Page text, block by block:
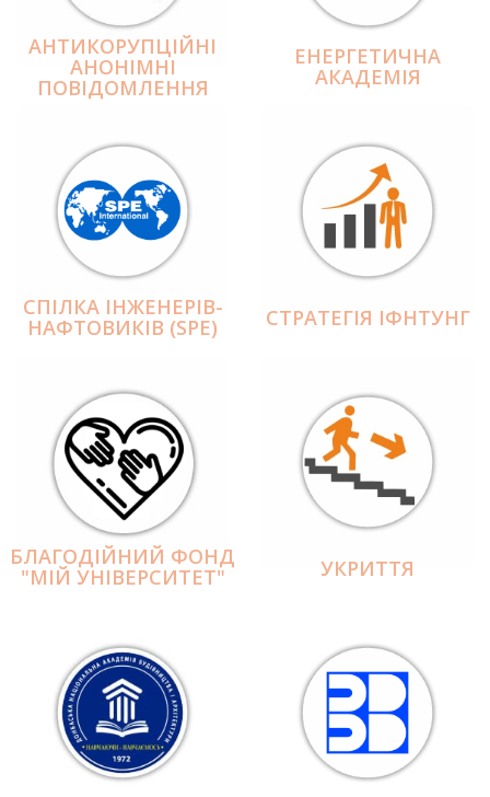
АНТИКОРУПЦІЙНІ
АНОНІМНІ
ПОВІДОМЛЕННЯ
ЕНЕРГЕТИЧНА
АКАДЕМІЯ
СПІЛКА ІНЖЕНЕРІВ-
НАФТОВИКІВ (SPE) СТРАТЕГІЯ ІФНТУНГ
БЛАГОДІЙНИЙ ФОНД
"МІЙ УНІВЕРСИТЕТ" УКРИТТЯ